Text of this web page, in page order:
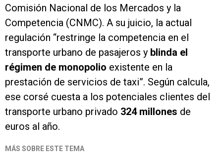
Comisión Nacional de los Mercados y la
Competencia (CNMC). A su juicio, la actual
regulación “restringe la competencia en el
transporte urbano de pasajeros y blinda el
régimen de monopolio existente en la
prestación de servicios de taxi”. Según calcula,
ese corsé cuesta a los potenciales clientes del
transporte urbano privado 324 millones de
euros al año.
MÁS SOBRE ESTE TEMA